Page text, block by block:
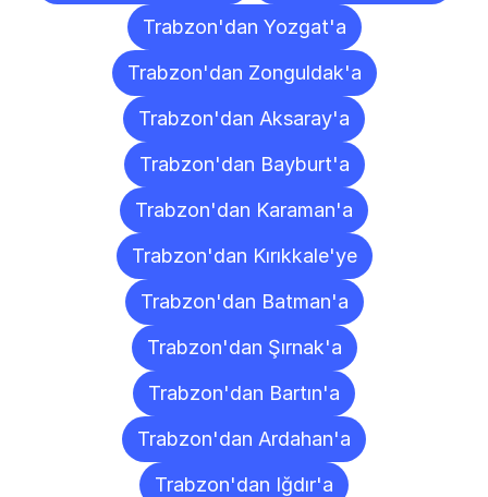
Trabzon'dan Yozgat'a
Trabzon'dan Zonguldak'a
Trabzon'dan Aksaray'a
Trabzon'dan Bayburt'a
Trabzon'dan Karaman'a
Trabzon'dan Kırıkkale'ye
Trabzon'dan Batman'a
Trabzon'dan Şırnak'a
Trabzon'dan Bartın'a
Trabzon'dan Ardahan'a
Trabzon'dan Iğdır'a